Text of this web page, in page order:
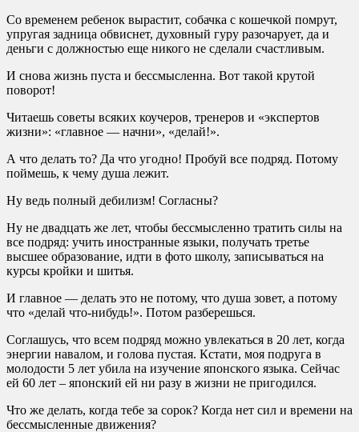
Со временем ребенок вырастит, собачка с кошечкой помрут,
упругая задница обвиснет, духовный гуру разочарует, да и
деньги с должностью еще никого не сделали счастливым.
И снова жизнь пуста и бессмысленна. Вот такой крутой
поворот!
Читаешь советы всяких коучеров, тренеров и «экспертов
жизни»: «главное — начни», «делай!».
А что делать то? Да что угодно! Пробуй все подряд. Потому
поймешь, к чему душа лежит.
Ну ведь полный дебилизм! Согласны?
Ну не двадцать же лет, чтобы бессмысленно тратить силы на
все подряд: учить иностранные языки, получать третье
высшее образование, идти в фото школу, записываться на
курсы кройки и шитья.
И главное — делать это не потому, что душа зовет, а потому
что «делай что-нибудь!». Потом разберешься.
Соглашусь, что всем подряд можно увлекаться в 20 лет, когда
энергии навалом, и голова пустая. Кстати, моя подруга в
молодости 5 лет убила на изучение японского языка. Сейчас
ей 60 лет – японский ей ни разу в жизни не пригодился.
Что же делать, когда тебе за сорок? Когда нет сил и времени на
бессмысленные движения?